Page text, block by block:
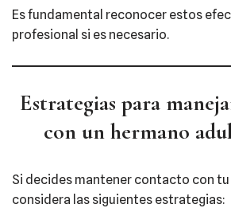
Es fundamental reconocer estos
profesional si es necesario.​
Estrategias para
con un hermano
Si decides mantener contacto con tu
considera las siguientes estrategias:​